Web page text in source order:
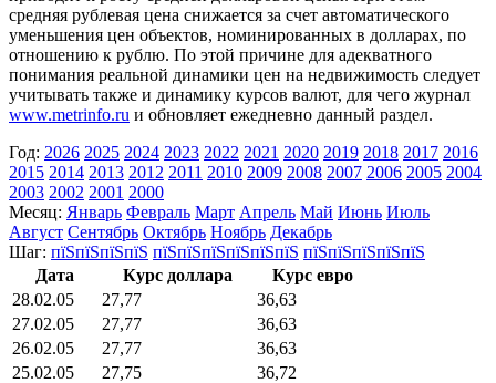
средняя рублевая цена снижается за счет автоматического
уменьшения цен объектов, номинированных в долларах, по
отношению к рублю. По этой причине для адекватного
понимания реальной динамики цен на недвижимость следует
учитывать также и динамику курсов валют, для чего журнал
www.metrinfo.ru и обновляет ежедневно данный раздел.
Год: 2026 2025 2024 2023 2022 2021 2020 2019 2018 2017 2016
2015 2014 2013 2012 2011 2010 2009 2008 2007 2006 2005 2004
2003 2002 2001 2000
Месяц: Январь Февраль Март Апрель Май Июнь Июль
Август Сентябрь Октябрь Ноябрь Декабрь
Шаг: пїЅпїЅпїЅпїЅ пїЅпїЅпїЅпїЅпїЅпїЅ пїЅпїЅпїЅпїЅпїЅ
Дата
Курс доллара
Курс евро
28.02.05
27,77
36,63
27.02.05
27,77
36,63
26.02.05
27,77
36,63
25.02.05
27,75
36,72